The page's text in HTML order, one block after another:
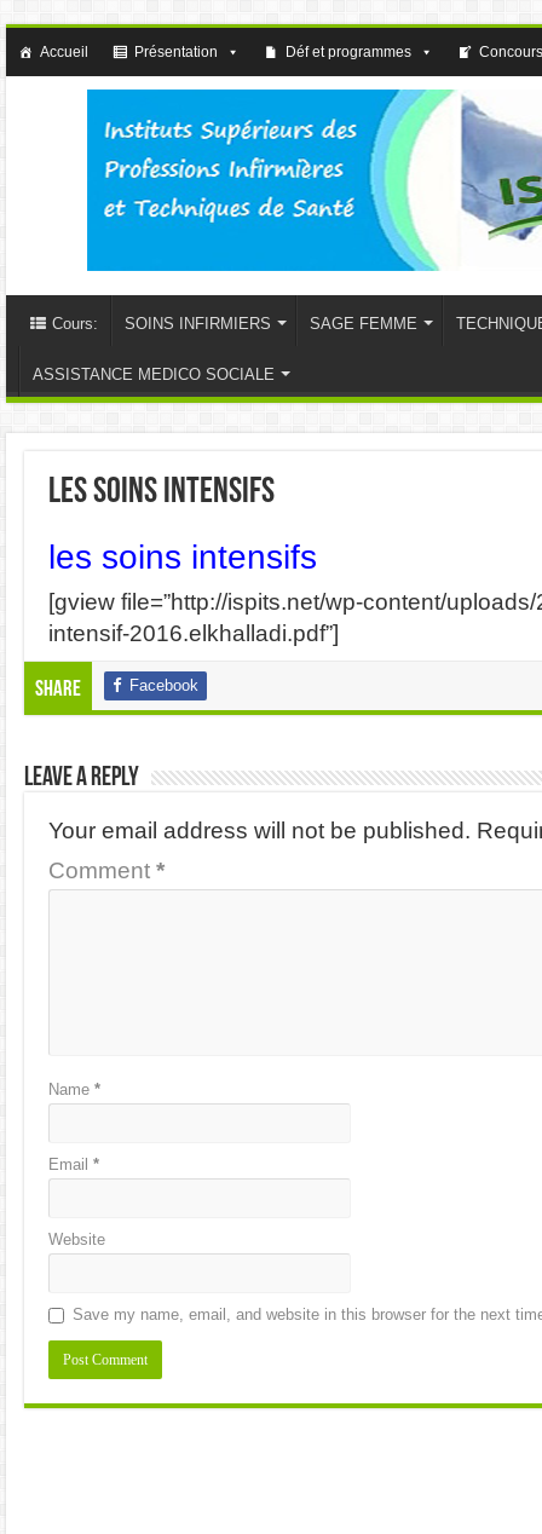
Accueil Présentation Déf et programmes
Cours: SOINS INFIRMIERS SAGE FEMME
ASSISTANCE MEDICO SOCIALE
les soins intensifs
les soins intensifs
[gview file=”http://ispits.net/wp-content/
intensif-2016.elkhalladi.pdf”]
Share Facebook
Leave a Reply
Your email address will not be published.
Comment*
Name*
Email*
Website
Save my name, email, and website in this browser for the next